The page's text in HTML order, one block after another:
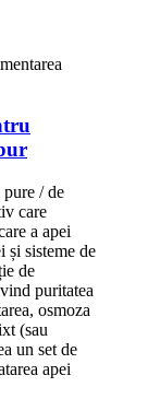
/ de
care
a apei
și sisteme de
de
puritatea
osmoza
(sau
un set de
apei